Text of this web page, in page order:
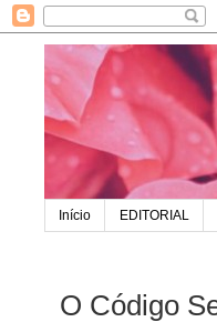
Início EDITORIAL
O Código